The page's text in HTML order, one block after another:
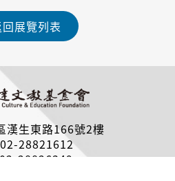
展覽列表
漢生東路166號2樓
28821612
28826349